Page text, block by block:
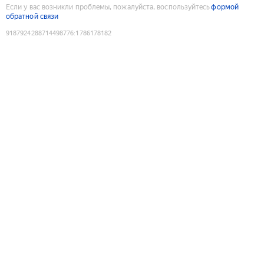
Если у вас возникли проблемы, пожалуйста, воспользуйтесьформой
обратной связи
9187924288714498776:1786178182